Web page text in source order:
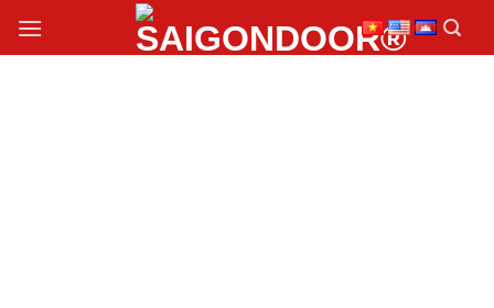
đến